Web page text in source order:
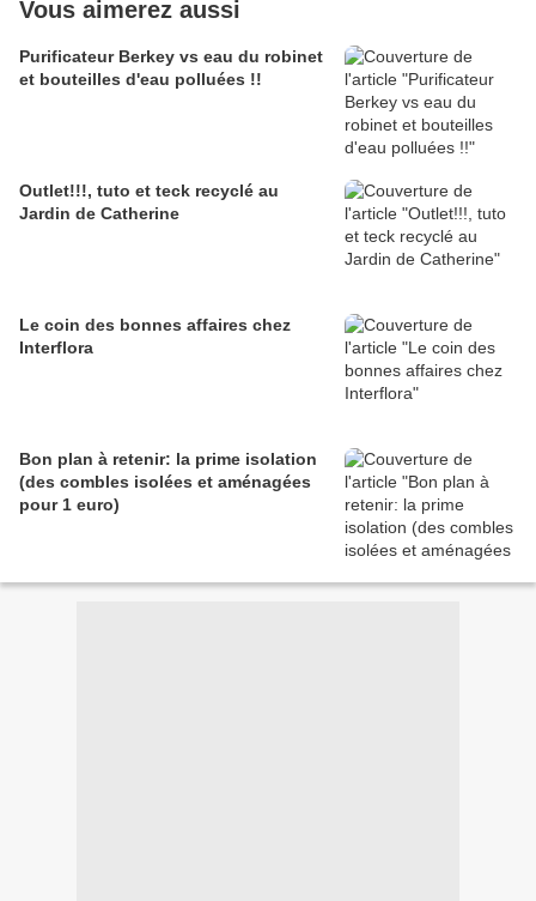
Vous aimerez aussi
Purificateur Berkey vs eau du robinet
et bouteilles d'eau polluées !!
Outlet!!!, tuto et teck recyclé au
Jardin de Catherine
Le coin des bonnes affaires chez
Interflora
Bon plan à retenir: la prime isolation
(des combles isolées et aménagées
pour 1 euro)